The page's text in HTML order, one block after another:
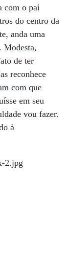
com o pai
do centro da
anda uma
Modesta,
de ter
reconhece
com que
em seu
vou fazer.
à